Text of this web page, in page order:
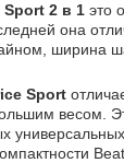
Sport 2 в 1 это
она
ширина
Sport
весом.